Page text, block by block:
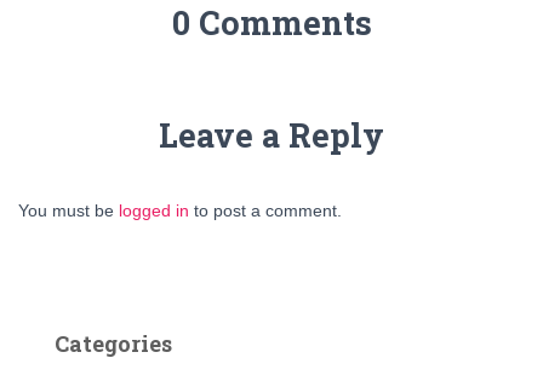
0 Comments
Leave a Reply
You must be logged in to post a comment.
Categories